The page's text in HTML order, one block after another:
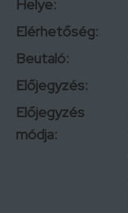
Helye:
Elérhetőség:
Beutaló:
Előjegyzés:
Előjegyzés
módja: